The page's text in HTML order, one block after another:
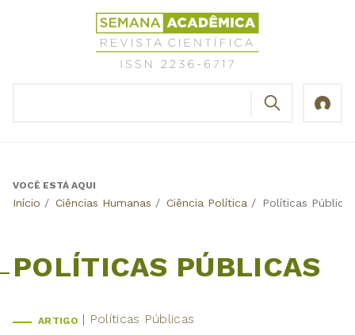
Revista
Científica
Semana
Back
VOCÊ ESTÁ AQUI
Início / Ciências Humanas / Ciência Política / Políticas Públicas
POLÍTICAS PÚBLICAS
ARTIGO Políticas Públicas